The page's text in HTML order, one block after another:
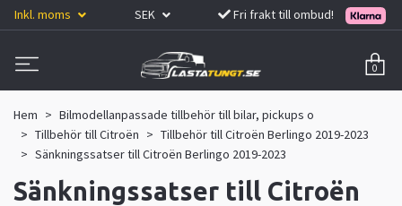
Inkl. moms SEK Fri frakt till ombud!
0
Hem
Bilmodellanpassade tillbehör till bilar, pickups o
Tillbehör till Citroën
Tillbehör till Citroën Berlingo 2019-2023
Sänkningssatser till Citroën Berlingo 2019-2023
Sänkningssatser till Citroën